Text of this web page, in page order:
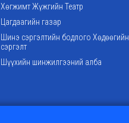
Хөгжимт Жүжгийн Театр
Цагдаагийн газар
Шинэ сэргэлтийн бодлого Хөдөөгийн
сэргэлт
Шүүхийн шинжилгээний алба